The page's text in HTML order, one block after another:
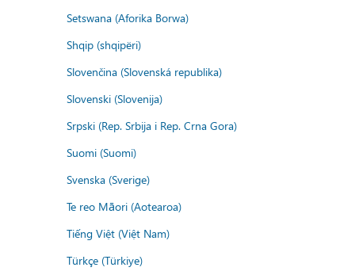
Setswana (Aforika Borwa)
Shqip (shqipëri)
Slovenčina (Slovenská republika)
Slovenski (Slovenija)
Srpski (Rep. Srbija i Rep. Crna Gora)
Suomi (Suomi)
Svenska (Sverige)
Te reo Māori (Aotearoa)
Tiếng Việt (Việt Nam)
Türkçe (Türkiye)